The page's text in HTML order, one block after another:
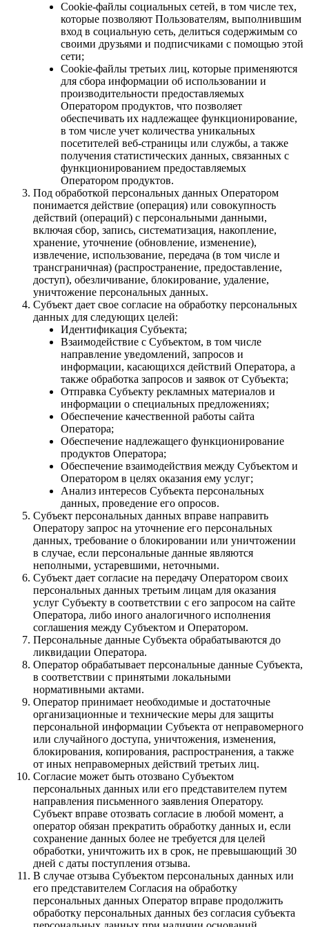
Сookie-файлы социальных сетей, в том числе тех,
которые позволяют Пользователям, выполнившим
вход в социальную сеть, делиться содержимым со
своими друзьями и подписчиками с помощью этой
сети;
Сookie-файлы третьих лиц, которые применяются
для сбора информации об использовании и
производительности предоставляемых
Оператором продуктов, что позволяет
обеспечивать их надлежащее функционирование,
в том числе учет количества уникальных
посетителей веб-страницы или службы, а также
получения статистических данных, связанных с
функционированием предоставляемых
Оператором продуктов.
Под обработкой персональных данных Оператором
понимается действие (операция) или совокупность
действий (операций) с персональными данными,
включая сбор, запись, систематизация, накопление,
хранение, уточнение (обновление, изменение),
извлечение, использование, передача (в том числе и
трансграничная) (распространение, предоставление,
доступ), обезличивание, блокирование, удаление,
уничтожение персональных данных.
Субъект дает свое согласие на обработку персональных
данных для следующих целей:
Идентификация Субъекта;
Взаимодействие с Субъектом, в том числе
направление уведомлений, запросов и
информации, касающихся действий Оператора, а
также обработка запросов и заявок от Субъекта;
Отправка Субъекту рекламных материалов и
информации о специальных предложениях;
Обеспечение качественной работы сайта
Оператора;
Обеспечение надлежащего функционирование
продуктов Оператора;
Обеспечение взаимодействия между Субъектом и
Оператором в целях оказания ему услуг;
Анализ интересов Субъекта персональных
данных, проведение его опросов.
Субъект персональных данных вправе направить
Оператору запрос на уточнение его персональных
данных, требование о блокировании или уничтожении
в случае, если персональные данные являются
неполными, устаревшими, неточными.
Субъект дает согласие на передачу Оператором своих
персональных данных третьим лицам для оказания
услуг Субъекту в соответствии с его запросом на сайте
Оператора, либо иного аналогичного исполнения
соглашения между Субъектом и Оператором.
Персональные данные Субъекта обрабатываются до
ликвидации Оператора.
Оператор обрабатывает персональные данные Субъекта,
в соответствии с принятыми локальными
нормативными актами.
Оператор принимает необходимые и достаточные
организационные и технические меры для защиты
персональной информации Субъекта от неправомерного
или случайного доступа, уничтожения, изменения,
блокирования, копирования, распространения, а также
от иных неправомерных действий третьих лиц.
Согласие может быть отозвано Субъектом
персональных данных или его представителем путем
направления письменного заявления Оператору.
Субъект вправе отозвать согласие в любой момент, а
оператор обязан прекратить обработку данных и, если
сохранение данных более не требуется для целей
обработки, уничтожить их в срок, не превышающий 30
дней с даты поступления отзыва.
В случае отзыва Субъектом персональных данных или
его представителем Согласия на обработку
персональных данных Оператор вправе продолжить
обработку персональных данных без согласия субъекта